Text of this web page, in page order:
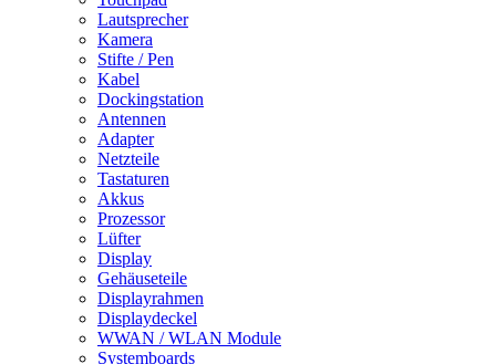
Lautsprecher
Kamera
Stifte / Pen
Kabel
Dockingstation
Antennen
Adapter
Netzteile
Tastaturen
Akkus
Prozessor
Lüfter
Display
Gehäuseteile
Displayrahmen
Displaydeckel
WWAN / WLAN Module
Systemboards